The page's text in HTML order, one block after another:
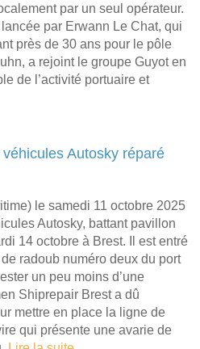
par un seul opérateur.
par Erwann Le Chat, qui
près de 30 ans pour le pôle
a rejoint le groupe Guyot en
de l’activité portuaire et
Autosky réparé
le samedi 11 octobre 2025
Autosky, battant pavillon
14 octobre à Brest. Il est entré
radoub numéro deux du port
un peu moins d’une
Shiprepair Brest a dû
mettre en place la ligne de
qui présente une avarie de